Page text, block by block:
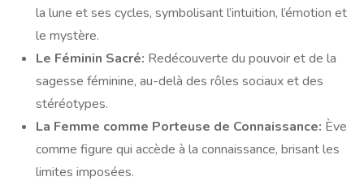
la lune et ses cycles, symbolisant l’intuition, l’émotion et
le mystère.
Le Féminin Sacré: Redécouverte du pouvoir et de la
sagesse féminine, au-delà des rôles sociaux et des
stéréotypes.
La Femme comme Porteuse de Connaissance: Ève
comme figure qui accède à la connaissance, brisant les
limites imposées.